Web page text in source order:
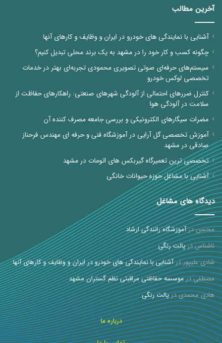
آخرین مطالب
آشنایی با نمایندگی های خودرو در ایران و وظایف و کارهای آنها
چگونه کسب و کار خود را در مشهد به یک برند محلی تبدیل کنیم؟
سیستم‌های حرفه‌ای صوتی تصویری محمودی تجربه‌ای بهتر در خدمات
تخصصی لوکس خودرو
کنترل ضررهای احتمالی از آلودگی شهرهای صنعتی: راهکارهای حفاظت از
سلامت در آلودگی هوا
مضرات سیگارهای الکترونیکی و بررسی جامعه مصرف کننده آن
آموزش تخصصی گل آرایی در آموزشگاه فنی و حرفه ای مهندس فرحناز
صادقی در مشهد
تخصصی ترین تعمیرگاه گیربکس های اتومات در مشهد
آشنایی با مشاغل حوزه حیوانات خانگی
دیدگاه های مشاغل
محسندرآموزشگاه رانندگی ارشاد
ناشناسدرپالت رنگی
شادی علیپوردرآشنایی با نمایندگی های خودرو در ایران و وظایف و کارهای آنها
مصطفیدرموسسه حفاظتی مراقبتی نظم گستران مشهد
هادی محمدیدرپالت رنگی
درباره ما